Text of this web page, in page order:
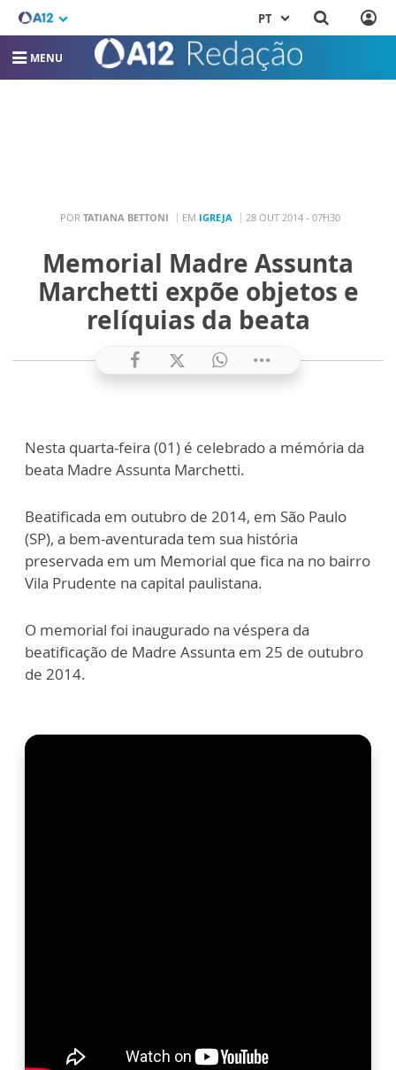
PT
MENU
POR TATIANA BETTONI EM IGREJA 28 OUT 2014 - 07H30
Memorial Madre Assunta
Marchetti expõe objetos e
relíquias da beata
Nesta quarta-feira (01) é celebrado a mémória da
beata Madre Assunta Marchetti.
Beatificada em outubro de 2014, em São Paulo
(SP), a bem-aventurada tem sua história
preservada em um Memorial que fica na no bairro
Vila Prudente na capital paulistana.
O memorial foi inaugurado na véspera da
beatificação de Madre Assunta em 25 de outubro
de 2014.